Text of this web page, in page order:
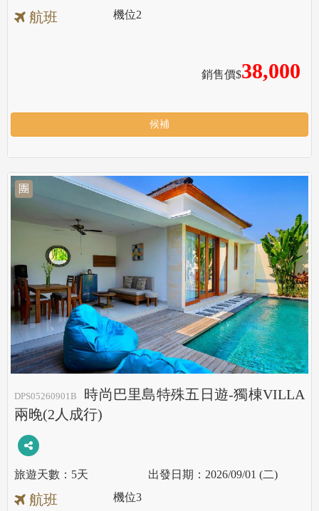
航班
銷售價$38,000
機位2
候補
團
DPS05260901B
時尚巴里島特殊五日遊-獨棟VILLA
兩晚(2人成行)
5天 2026/09/01 (二)
航班 機位3